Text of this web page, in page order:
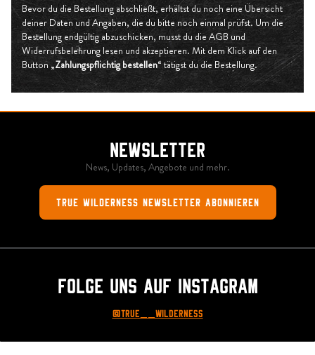
Bevor du die Bestellung abschließt, erhältst du noch eine Übersicht
deiner Daten und Angaben, die du bitte noch einmal prüfst. Um die
Bestellung endgültig abzuschicken, musst du die AGB und
Widerrufsbelehrung lesen und akzeptieren. Mit dem Klick auf den
Button „Zahlungspflichtig bestellen“ tätigst du die Bestellung.
Newsletter
News, Updates, Angebote und mehr.
True Wilderness Newsletter abonnieren
Folge uns auf Instagram
@True__Wilderness